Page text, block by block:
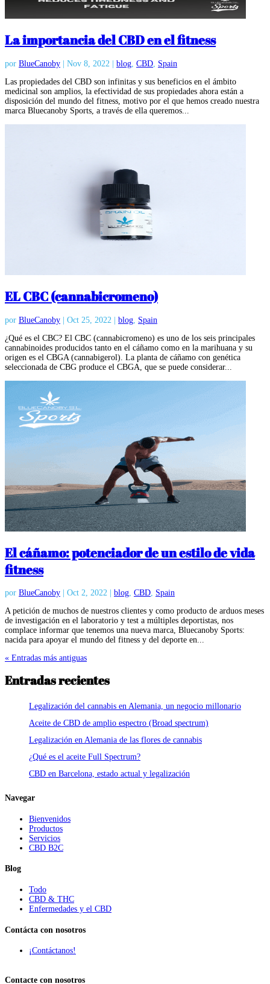
La importancia del CBD en el fitness
por BlueCanoby Nov 8, 2022 blog CBD Spain
Las propiedades del CBD son infinitas y sus beneficios en el ámbito
medicinal son amplios, la efectividad de sus propiedades ahora están a
disposición del mundo del fitness, motivo por el que hemos creado nuestra
marca Bluecanoby Sports, a través de ella queremos...
EL CBC (cannabicromeno)
por BlueCanoby | Oct 25, 2022 | blog Spain
¿Qué es el CBC? El CBC (cannabicromeno) es uno de los seis principales
cannabinoides producidos tanto en el cáñamo como en la marihuana y su
origen es el CBGA (cannabigerol). La planta de cáñamo con genética
seleccionada de CBG produce el CBGA, que se puede considerar...
El cáñamo: potenciador de un estilo de vida
fitness
por BlueCanoby Oct 2, 2022 blog, CBD, Spain
A petición de muchos de nuestros clientes y como producto de arduos meses
de investigación en el laboratorio y test a múltiples deportistas, nos
complace informar que tenemos una nueva marca, Bluecanoby Sports:
nacida para apoyar el mundo del fitness y del deporte en...
« Entradas más antiguas
Entradas recientes
Legalización del cannabis en Alemania, un negocio millonario
Aceite de CBD de amplio espectro (Broad spectrum)
Legalización en Alemania de las flores de cannabis
¿Qué es el aceite Full Spectrum?
CBD en Barcelona, estado actual y legalización
Navegar
Bienvenidos
Productos
Servicios
CBD B2C
Blog
Todo
CBD & THC
Enfermedades y el CBD
Contácta con nosotros
¡Contáctanos!
Contacte con nosotros